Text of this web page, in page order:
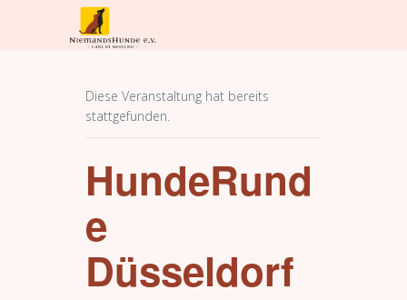
Diese Veranstaltung hat bereits
stattgefunden.
HundeRund
e
Düsseldorf